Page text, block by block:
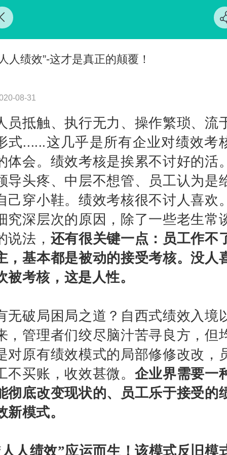
人绩效”-这才是真正的颠覆！
08-31
员抵触、执行无力、操作繁琐、流
式......这几乎是所有企业对绩效考
体会。绩效考核是挨累不讨好的活。
导头疼、中层不想管、员工认为是
己穿小鞋。绩效考核很不讨人喜欢。
究深层次的原因，除了一些老生常
说法， 还有很关键一点：员工作不
，基本都是被动的接受考核。没人
被考核，这是人性。
无破局困局之道？自西式绩效入境
，管理者们绞尽脑汁苦寻良方，但
对原有绩效模式的局部修修改改，
不买账，收效甚微。 企业界需要一
彻底改变现状的、员工乐于接受的
新模式。
人绩效”应运而生！该模式反旧模